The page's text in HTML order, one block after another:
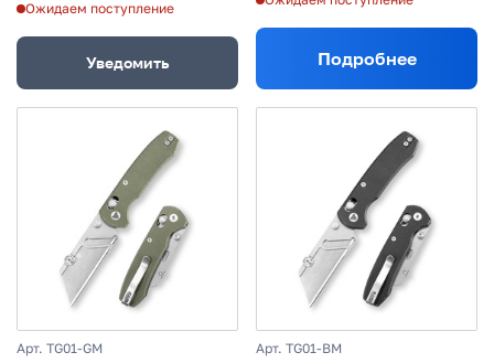
Ожидаем поступление
Уведомить Подробнее
Арт. TG01-GM Арт. TG01-BM